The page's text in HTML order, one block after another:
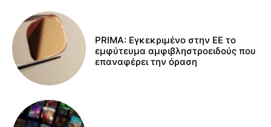
PRIMA: Εγκεκριμένο στην ΕΕ το
εμφύτευμα αμφιβληστροειδούς που
επαναφέρει την όραση